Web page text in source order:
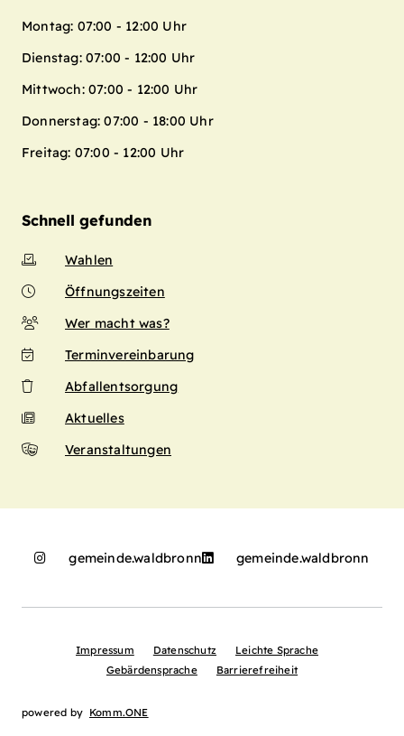
Montag: 07:00 - 12:00 Uhr
Dienstag: 07:00 - 12:00 Uhr
Mittwoch: 07:00 - 12:00 Uhr
Donnerstag: 07:00 - 18:00 Uhr
Freitag: 07:00 - 12:00 Uhr
Schnell gefunden
Wahlen
Öffnungszeiten
Wer macht was?
Terminvereinbarung
Abfallentsorgung
Aktuelles
Veranstaltungen
gemeinde.waldbronn gemeinde.waldbronn
Impressum Datenschutz
Leichte Sprache
Gebärdensprache
Barrierefreiheit
powered by Komm.ONE